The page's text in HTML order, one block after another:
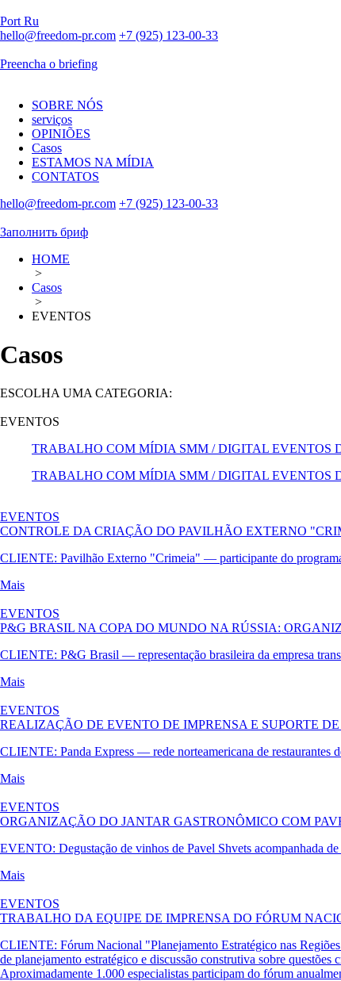
Port Ru
hello@freedom-pr.com +7 (925) 123-00-33
Preencha o briefing
SOBRE NÓS
serviços
OPINIÕES
Casos
ESTAMOS NA MÍDIA
CONTATOS
hello@freedom-pr.com +7 (925) 123-00-33
Заполнить бриф
HOME
>
Casos
>
EVENTOS
Casos
ESCOLHA UMA CATEGORIA:
EVENTOS
TRABALHO COM MÍDIA SMM / DIGITAL EVENTOS
TRABALHO COM MÍDIA SMM / DIGITAL EVENTOS
EVENTOS
CONTROLE DA CRIAÇÃO DO PAVILHÃO EXTERNO
CLIENTE: Pavilhão Externo "Crimeia" — participante do
Mais
EVENTOS
P&G BRASIL NA COPA DO MUNDO NA RÚSSIA:
CLIENTE: P&G Brasil — representação brasileira da empresa
Mais
EVENTOS
REALIZAÇÃO DE EVENTO DE IMPRENSA E SUPORTE
CLIENTE: Panda Express — rede norteamericana de restaurantes
Mais
EVENTOS
ORGANIZAÇÃO DO JANTAR GASTRONÔMICO COM
EVENTO: Degustação de vinhos de Pavel Shvets acompanhada
Mais
EVENTOS
TRABALHO DA EQUIPE DE IMPRENSA DO FÓRUM
CLIENTE: Fórum Nacional "Planejamento Estratégico nas
de planejamento estratégico e discussão construtiva sobre
Aproximadamente 1.000 especialistas participam do fórum